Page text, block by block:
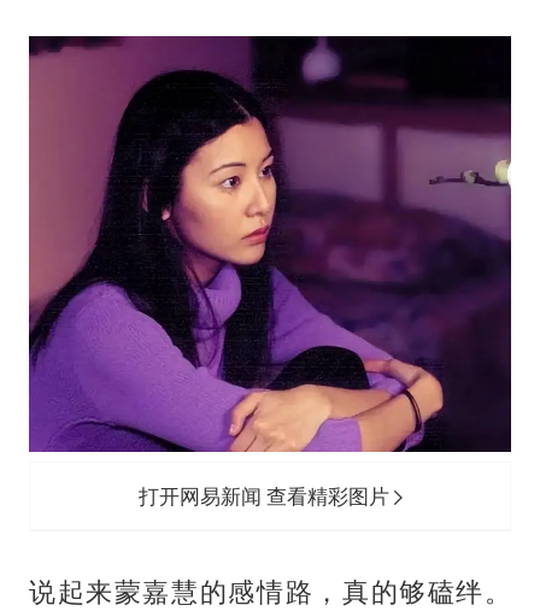
打开网易新闻 查看精彩图片
说起来蒙嘉慧的感情路，真的够磕绊。